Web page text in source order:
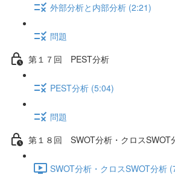
外部分析と内部分析 (2:21)
問題
第１７回 PEST分析
PEST分析 (5:04)
問題
第１８回 SWOT分析・クロスSWOT
SWOT分析・クロスSWOT分析